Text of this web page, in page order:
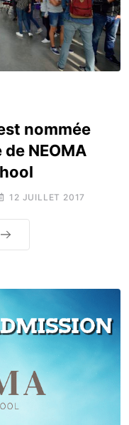
nommée
NEOMA
12 JUILLET 2017